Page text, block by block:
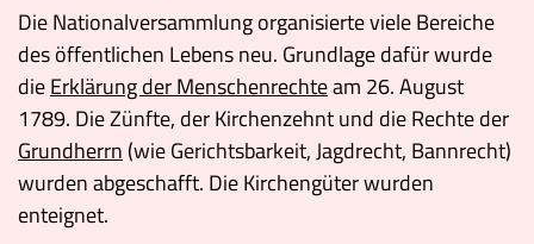
Die Nationalversammlung organisierte viele Bereiche
des öffentlichen Lebens neu. Grundlage dafür wurde
dieErklärung der Menschenrechteam 26. August
1789. Die Zünfte, der Kirchenzehnt und die Rechte der
Grundherrn (wie Gerichtsbarkeit, Jagdrecht, Bannrecht)
wurden abgeschafft. Die Kirchengüter wurden
enteignet.